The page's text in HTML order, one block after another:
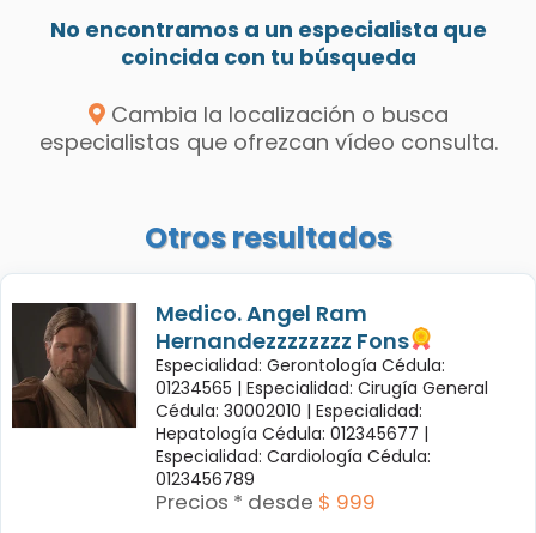
No encontramos a un especialista que
coincida con tu búsqueda
Cambia la localización o busca
especialistas que ofrezcan vídeo consulta.
Otros resultados
Medico. Angel Ram
Hernandezzzzzzzz Fons
Especialidad: Gerontología Cédula:
01234565 | Especialidad: Cirugía General
Cédula: 30002010 | Especialidad:
Hepatología Cédula: 012345677 |
Especialidad: Cardiología Cédula:
0123456789
Precios * desde $ 999